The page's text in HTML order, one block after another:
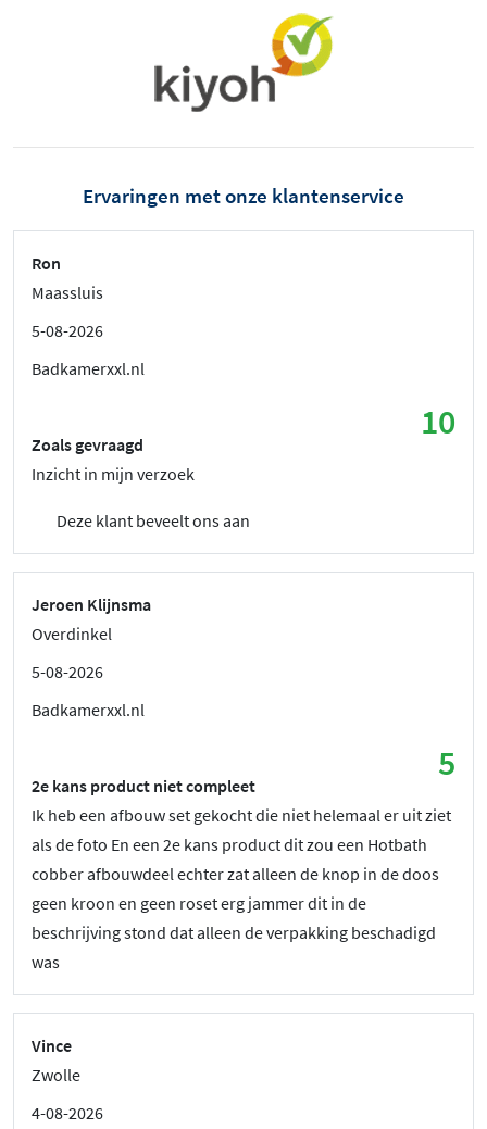
Ervaringen met onze klantenservice
Ron
Maassluis
5-08-2026
Badkamerxxl.nl
10
Zoals gevraagd
Inzicht in mijn verzoek
Deze klant beveelt ons aan
Jeroen Klijnsma
Overdinkel
5-08-2026
Badkamerxxl.nl
5
2e kans product niet compleet
Ik heb een afbouw set gekocht die niet helemaal er uit ziet
als de foto En een 2e kans product dit zou een Hotbath
cobber afbouwdeel echter zat alleen de knop in de doos
geen kroon en geen roset erg jammer dit in de
beschrijving stond dat alleen de verpakking beschadigd
was
Vince
Zwolle
4-08-2026